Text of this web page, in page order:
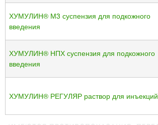
ХУМУЛИН® М3 суспензия для подкожного
введения
ХУМУЛИН® НПХ суспензия для подкожного
введения
ХУМУЛИН® РЕГУЛЯР раствор для инъекций